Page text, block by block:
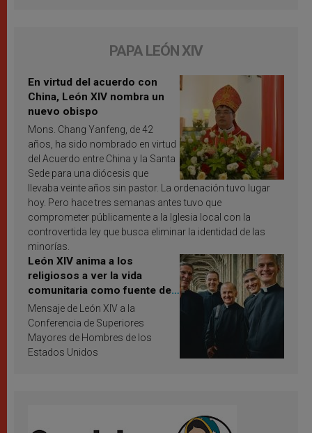
PAPA LEÓN XIV
En virtud del acuerdo con
China, León XIV nombra un
nuevo obispo
Mons. Chang Yanfeng, de 42
años, ha sido nombrado en virtud
del Acuerdo entre China y la Santa
Sede para una diócesis que
llevaba veinte años sin pastor. La ordenación tuvo lugar
hoy. Pero hace tres semanas antes tuvo que
comprometer públicamente a la Iglesia local con la
controvertida ley que busca eliminar la identidad de las
minorías.
León XIV anima a los
religiosos a ver la vida
comunitaria como fuente de
inspiración y santificación
Mensaje de León XIV a la
Conferencia de Superiores
Mayores de Hombres de los
Estados Unidos